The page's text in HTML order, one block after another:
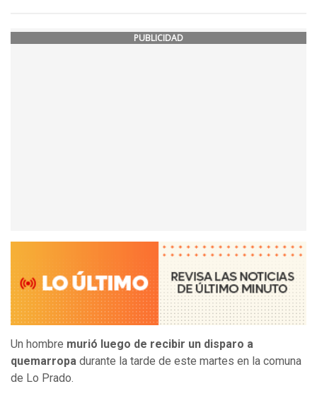
PUBLICIDAD
Un hombre murió luego de recibir un disparo a
quemarropa durante la tarde de este martes en la comuna
de Lo Prado.